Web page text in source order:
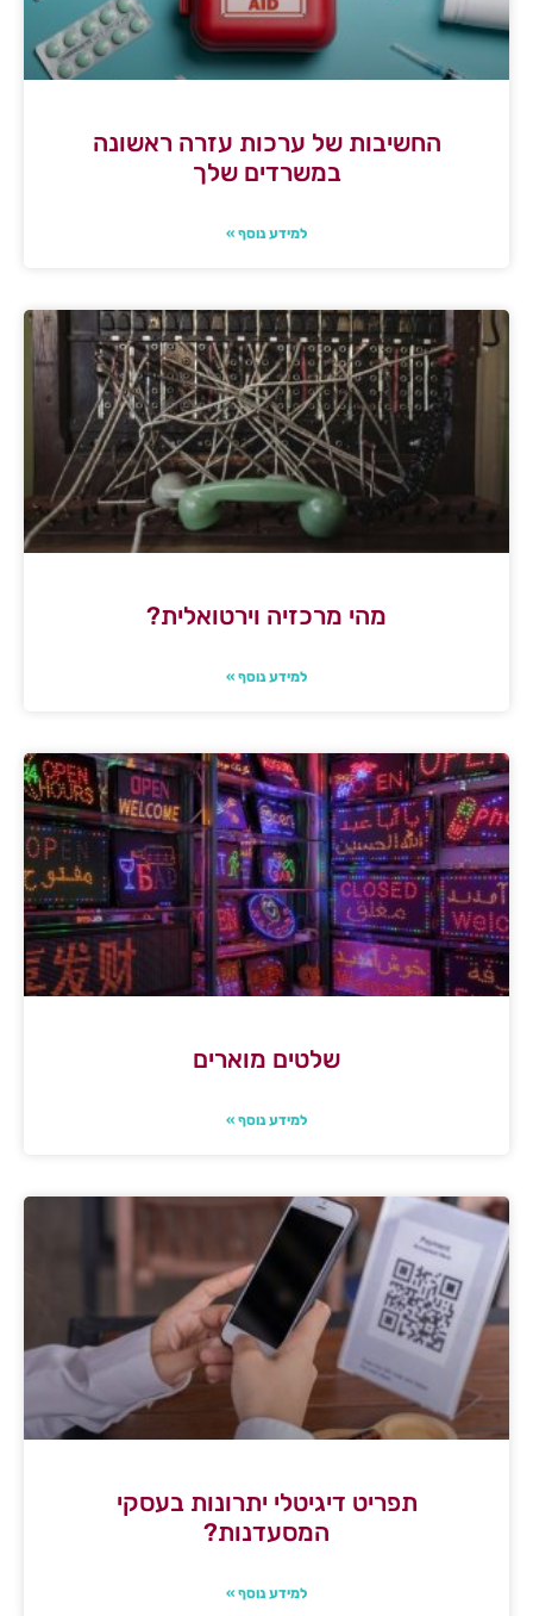
החשיבות של ערכות עזרה ראשונה
במשרדים שלך
למידע נוסף »
מהי מרכזיה וירטואלית?
למידע נוסף »
שלטים מוארים
למידע נוסף »
תפריט דיגיטלי יתרונות בעסקי
המסעדנות?
למידע נוסף »